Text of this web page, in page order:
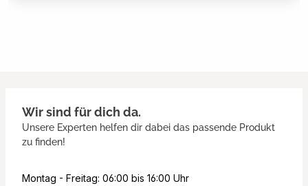
Wir sind für dich da.
Unsere Experten helfen dir dabei das passende Produkt
zu finden!
Montag - Freitag: 06:00 bis 16:00 Uhr